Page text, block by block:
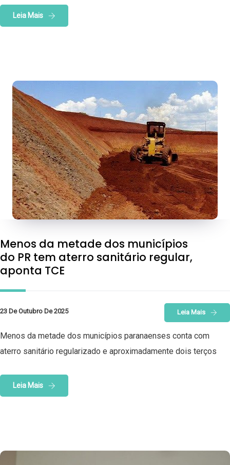
Leia Mais
Menos da metade dos municípios
do PR tem aterro sanitário regular,
aponta TCE
23 De Outubro De 2025 Leia Mais
Menos da metade dos municípios paranaenses conta com
aterro sanitário regularizado e aproximadamente dois terços
Leia Mais